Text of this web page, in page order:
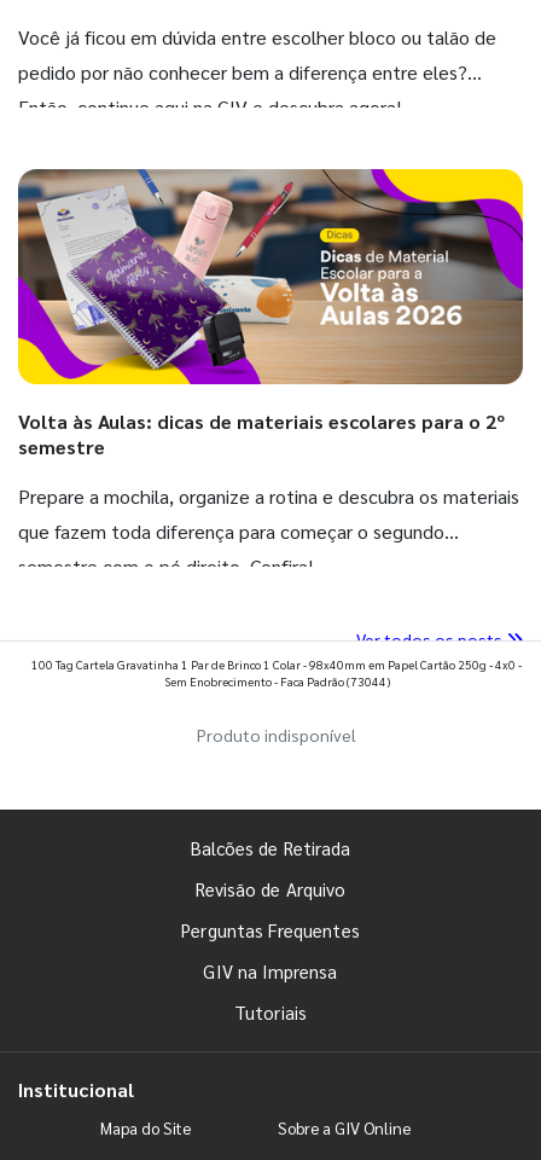
Você já ficou em dúvida entre escolher bloco ou talão de
pedido por não conhecer bem a diferença entre eles?
Então, continue aqui na GIV e descubra agora!
Volta às Aulas: dicas de materiais escolares para o 2º
semestre
Prepare a mochila, organize a rotina e descubra os materiais
que fazem toda diferença para começar o segundo
semestre com o pé direito. Confira!
Ver todos os posts
100 Tag Cartela Gravatinha 1 Par de Brinco 1 Colar - 98x40mm em Papel Cartão 250g - 4x0 -
Sem Enobrecimento - Faca Padrão(73044)
Produto indisponível
Balcões de Retirada
Revisão de Arquivo
Perguntas Frequentes
GIV na Imprensa
Tutoriais
Institucional
Mapa do Site Sobre a GIV Online